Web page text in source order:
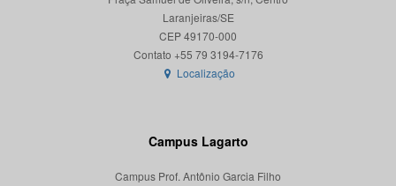
Laranjeiras/SE
CEP 49170-000
Localização
Campus Lagarto
Campus Prof. Antônio Garcia Filho